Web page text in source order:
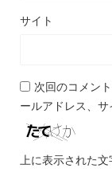
サイト
次回のコメン
ールアドレス、サ
上に表示された